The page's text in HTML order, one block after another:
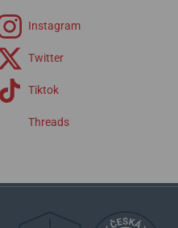
Instagram
Twitter
Tiktok
Threads